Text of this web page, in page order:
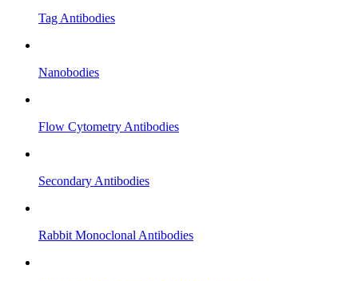
Tag Antibodies
Nanobodies
Flow Cytometry Antibodies
Secondary Antibodies
Rabbit Monoclonal Antibodies